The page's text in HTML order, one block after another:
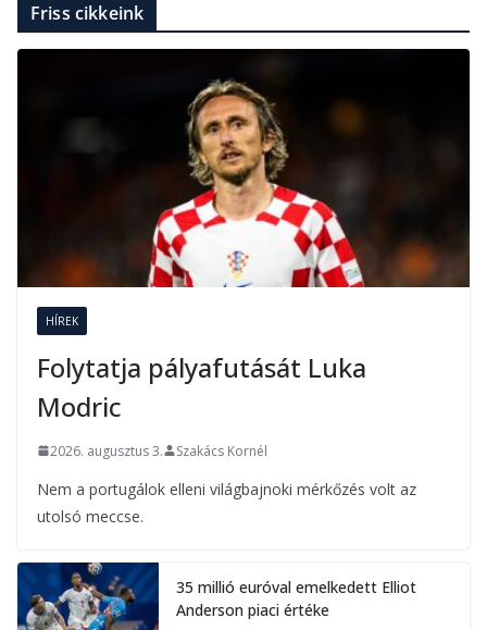
Friss cikkeink
HÍREK
Folytatja pályafutását Luka
Modric
2026. augusztus 3. Szakács Kornél
Nem a portugálok elleni világbajnoki mérkőzés volt az
utolsó meccse.
35 millió euróval emelkedett Elliot
Anderson piaci értéke